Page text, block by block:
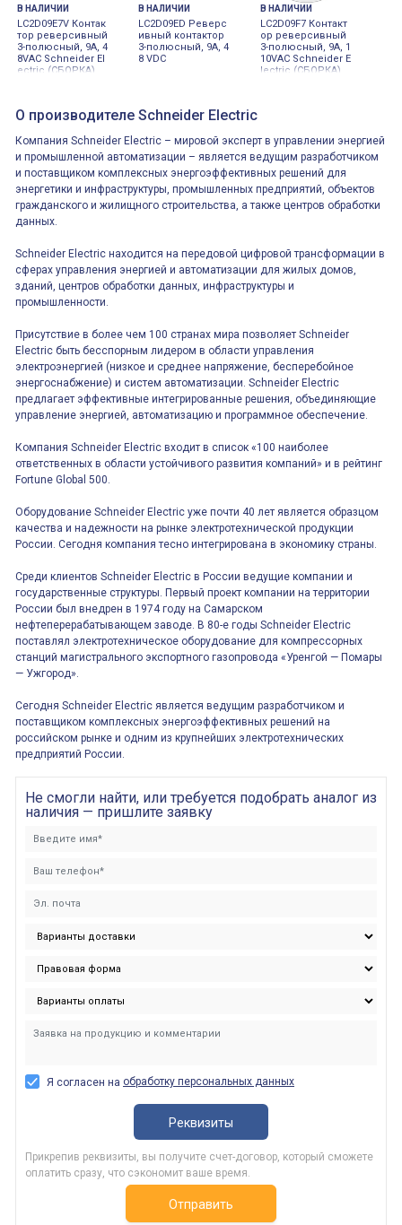
В НАЛИЧИИ
LC2D09E7V Контак
тор реверсивный
3-полюсный, 9А, 4
8VAC Schneider El
ectric (СБОРКА)
В НАЛИЧИИ
LC2D09ED Реверс
ивный контактор
3-полюсный, 9А, 4
8 VDC
В НАЛИЧИИ
LC2D09F7 Контакт
ор реверсивный
3-полюсный, 9А, 1
10VAC Schneider E
lectric (СБОРКА)
О производителе Schneider Electric
Компания Schneider Electric – мировой эксперт в управлении энергией
и промышленной автоматизации – является ведущим разработчиком
и поставщиком комплексных энергоэффективных решений для
энергетики и инфраструктуры, промышленных предприятий, объектов
гражданского и жилищного строительства, а также центров обработки
данных.
Schneider Electric находится на передовой цифровой трансформации в
сферах управления энергией и автоматизации для жилых домов,
зданий, центров обработки данных, инфраструктуры и
промышленности.
Присутствие в более чем 100 странах мира позволяет Schneider
Electric быть бесспорным лидером в области управления
электроэнергией (низкое и среднее напряжение, бесперебойное
энергоснабжение) и систем автоматизации. Schneider Electric
предлагает эффективные интегрированные решения, объединяющие
управление энергией, автоматизацию и программное обеспечение.
Компания Schneider Electric входит в список «100 наиболее
ответственных в области устойчивого развития компаний» и в рейтинг
Fortune Global 500.
Оборудование Schneider Electric уже почти 40 лет является образцом
качества и надежности на рынке электротехнической продукции
России. Сегодня компания тесно интегрирована в экономику страны.
Среди клиентов Schneider Electric в России ведущие компании и
государственные структуры. Первый проект компании на территории
России был внедрен в 1974 году на Самарском
нефтеперерабатывающем заводе. В 80-е годы Schneider Electric
поставлял электротехническое оборудование для компрессорных
станций магистрального экспортного газопровода «Уренгой — Помары
— Ужгород».
Сегодня Schneider Electric является ведущим разработчиком и
поставщиком комплексных энергоэффективных решений на
российском рынке и одним из крупнейших электротехнических
предприятий России.
Не смогли найти, или требуется подобрать аналог из
наличия — пришлите заявку
Я согласен на обработку персональных данных
Реквизиты
Прикрепив реквизиты, вы получите счет-договор, который сможете
оплатить сразу, что сэкономит ваше время.
Отправить